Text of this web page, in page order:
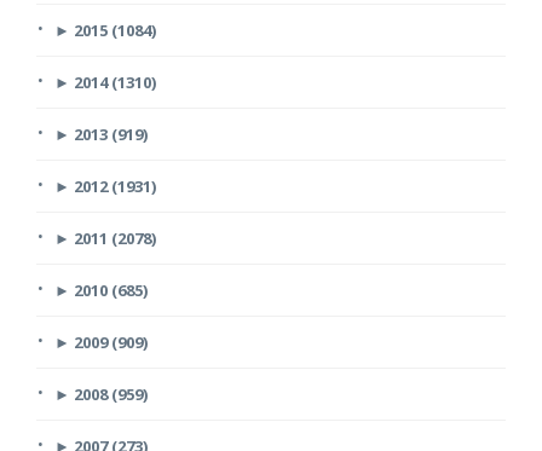
► 2015 (1084)
► 2014 (1310)
► 2013 (919)
► 2012 (1931)
► 2011 (2078)
► 2010 (685)
► 2009 (909)
► 2008 (959)